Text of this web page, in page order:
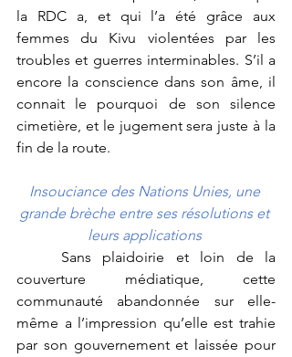
la RDC a, et qui l’a été grâce aux
femmes du Kivu violentées par les
troubles et guerres interminables. S’il a
encore la conscience dans son âme, il
connait le pourquoi de son silence
cimetière, et le jugement sera juste à la
fin de la route.
Insouciance des Nations Unies, une
grande brèche entre ses résolutions et
leurs applications
couverture médiatique, cette
communauté abandonnée sur elle-
même a l’impression qu’elle est trahie
par son gouvernement et laissée pour